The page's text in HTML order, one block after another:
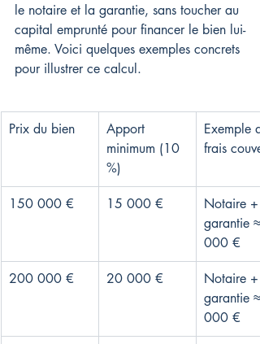
le notaire et la garantie, sans toucher au
capital emprunté pour financer le bien lui-
même. Voici quelques exemples concrets
pour illustrer ce calcul.
Prix du bien
Apport
minimum (10
%)
Exemple
frais
150 000 € 15 000 €
Notaire +
garantie
000 €
200 000 € 20 000 €
Notaire +
garantie
000 €